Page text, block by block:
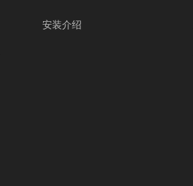
安装介绍